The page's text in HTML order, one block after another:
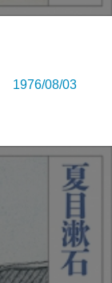
1976/08/03